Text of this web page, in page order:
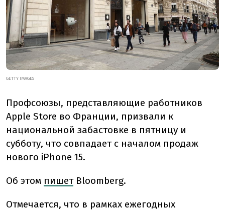
GETTY IMAGES
Профсоюзы, представляющие работников
Apple Store во Франции, призвали к
национальной забастовке в пятницу и
субботу, что совпадает с началом продаж
нового iPhone 15.
Об этом пишетBloomberg.
Отмечается, что в рамках ежегодных